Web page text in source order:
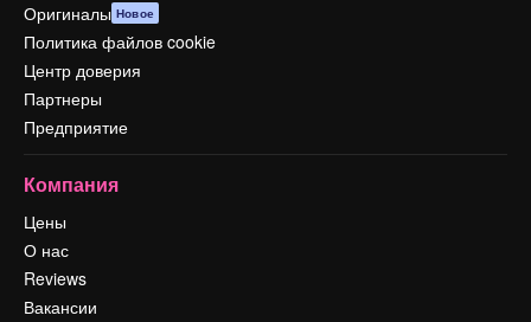
Оригиналы Новое
Политика файлов cookie
Центр доверия
Партнеры
Предприятие
Компания
Цены
О нас
Reviews
Вакансии